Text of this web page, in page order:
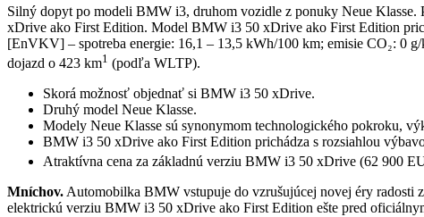
Silný dopyt po modeli BMW i3, druhom vozidle z ponuky Neue
xDrive ako First Edition. Model BMW i3 50 xDrive ako First Edition
[EnVKV] – spotreba energie: 16,1 – 13,5 kWh/100 km; emisie CO₂: 0
dojazd o 423 km1 (podľa WLTP).
Skorá možnosť objednať si BMW i3 50 xDrive.
Druhý model Neue Klasse.
Modely Neue Klasse sú synonymom technologického pokroku,
BMW i3 50 xDrive ako First Edition prichádza s rozsiahlou
Atraktívna cena za základnú verziu BMW i3 50 xDrive (62 900
Mníchov.Automobilka BMW vstupuje do vzrušujúcej novej éry radosti
elektrickú verziu BMW i3 50 xDrive ako First Edition ešte pred